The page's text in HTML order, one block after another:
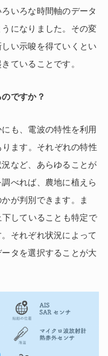
いろな時間軸のデータ
になりました。その変
い示唆を得ていくとい
ていることです。
ですか？
も、電波の特性を利用
ます。それぞれの特性
など、あらゆることが
べれば、農地に植えら
が判別できます。ま
していることも特定で
それぞれ状況によって
タを選択することが大